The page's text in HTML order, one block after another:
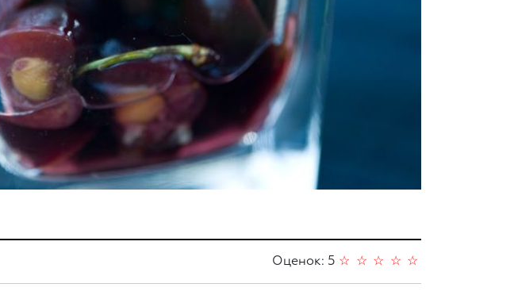
Оценок: 5 ☆
☆
☆
☆
☆